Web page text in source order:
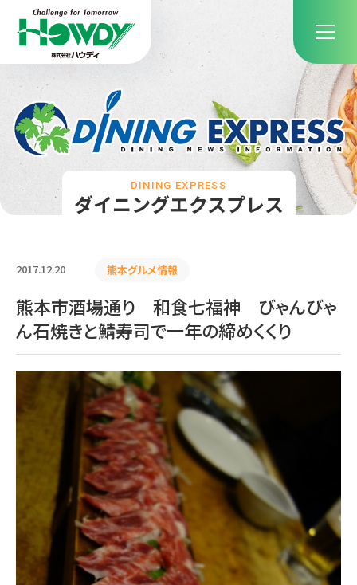
ダイニングエクスプレス
DINING EXPRESS
2017.12.20 熊本グルメ情報
熊本市酒場通り 和食七福神 びゃんびゃ
ん石焼きと鯖寿司で一年の締めくくり